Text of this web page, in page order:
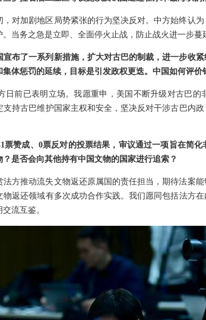
对加剧地区局势紧张的行为坚决反对。中方始终认
当务之急是立即、全面停火止战，防止战火进一步蔓
布了一系列新措施，扩大对古巴的制裁，进一步收
体惩罚的延续，目标是引发政权更迭。中国如何评价
日前已表明立场。我愿重申，美国不断升级对古巴
持古巴维护国家主权和安全，坚决反对干涉古巴内
票赞成、0票反对的投票结果，审议通过一项旨在简
是否会向其他持有中国文物的国家进行追索？
方推动流失文物返还原属国的责任担当，期待法案
返还领域有多次成功合作实践。我们愿同包括法方
流互鉴。